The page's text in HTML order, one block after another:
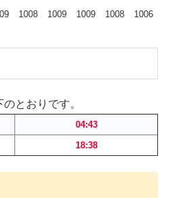
1008 1009 1009 1008 1006
とおりです。
04:43
18:38